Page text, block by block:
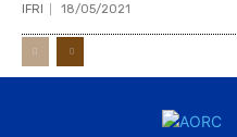
IFRI 18/05/2021